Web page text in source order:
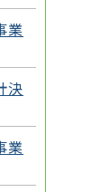
業
決
業